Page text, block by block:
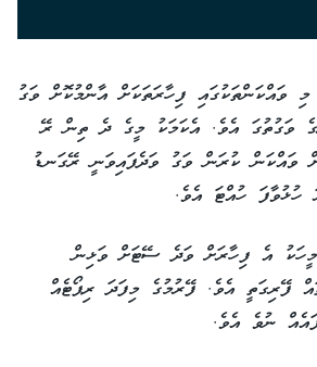
ވައްކަންތަކުގައި ފިހާރަތަކަށް އާންމުކޮށް ވަގު
ވަގުތުގަ އެވެ. އެކަމަކު މީގެ ދެ ތިން ރޭ
ވައްކަން ކުރަން ވަގު ވަދެފައިވަނީ ރޭގަނޑު
އެ ފިހާރަށް ވަދެ ސޭޓަށް ވަޅިން
ފޭރިގަތީ އެވެ. ފޭރުމުގެ މިފަދަ ރިޕޯޓެއް
ނުވެ އެވެ.